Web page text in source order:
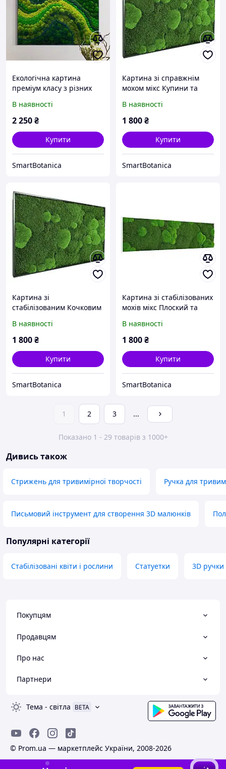
Екологічна картина
преміум класу з різних
В наявності
2 250₴
Купити
SmartBotanica
Картина зі справжнім
мохом мікс Купини та
В наявності
1 800₴
Купити
SmartBotanica
Картина зі
стабілізованим Кочковим
В наявності
1 800₴
Купити
SmartBotanica
Картина зі стабілізованих
мохів мікс Плоский та
В наявності
1 800₴
Купити
SmartBotanica
1 2 3 ...
Показано 1 - 29 товарів з 1000+
Дивись також
Стрижень для тривимірної творчості Ручка для
Письмовий інструмент для створення 3D малюнків
Популярні категорії
Стабілізовані квіти і рослини Статуетки 3D ручки
Покупцям
Продавцям
Про нас
Партнери
Тема - світла BETA
© Prom.ua — маркетплейс України, 2008-2026